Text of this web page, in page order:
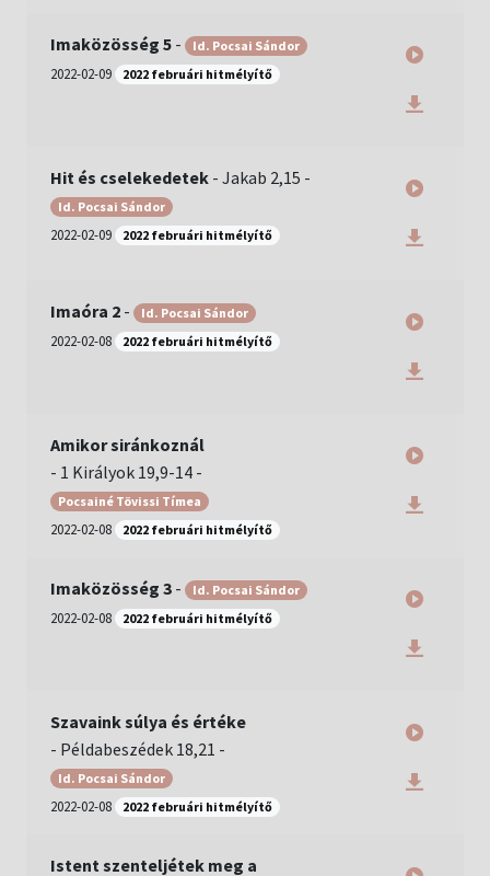
Imaközösség 5 - Id. Pocsai Sándor
2022-02-09 2022 februári hitmélyítő
Hit és cselekedetek -Jakab 2,15 -
Id. Pocsai Sándor
2022-02-09 2022 februári hitmélyítő
Imaóra 2 - Id. Pocsai Sándor
2022-02-08 2022 februári hitmélyítő
Amikor siránkoznál
- 1 Királyok 19,9-14 -
Pocsainé Tövissi Tímea
2022-02-08 2022 februári hitmélyítő
Imaközösség 3 - Id. Pocsai Sándor
2022-02-08 2022 februári hitmélyítő
Szavaink súlya és értéke
- Példabeszédek 18,21 -
Id. Pocsai Sándor
2022-02-08 2022 februári hitmélyítő
Istent szenteljétek meg a